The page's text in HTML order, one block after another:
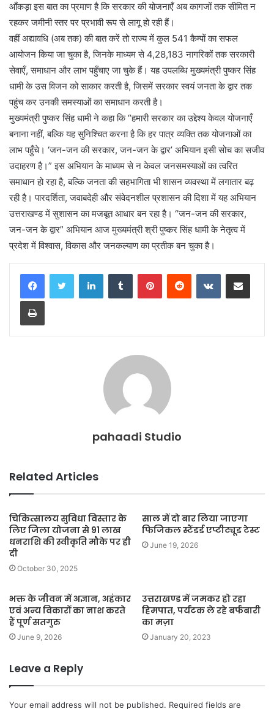
आँकड़ा इस बात का प्रमाण है कि सरकार की योजनाएँ अब कागजों तक सीमित न
रहकर जमीनी स्तर पर प्रभावी रूप से लागू हो रही हैं।
वहीं अद्यावधि (अब तक) की बात करें तो राज्य में कुल 541 कैम्पों का सफल
आयोजन किया जा चुका है, जिनके माध्यम से 4,28,183 नागरिकों तक सरकारी
सेवाएँ, समाधान और लाभ पहुँचाए जा चुके हैं। यह उपलब्धि मुख्यमंत्री पुष्कर सिंह
धामी के उस विजन को साकार करती है, जिसमें सरकार स्वयं जनता के द्वार तक
पहुंच कर उनकी समस्याओं का समाधान करती है।
मुख्यमंत्री पुष्कर सिंह धामी ने कहा कि “हमारी सरकार का उद्देश्य केवल योजनाएँ
बनाना नहीं, बल्कि यह सुनिश्चित करना है कि हर पात्र व्यक्ति तक योजनाओं का
लाभ पहुँचे। ‘जन-जन की सरकार, जन-जन के द्वार’ अभियान इसी सोच का सजीव
उदाहरण है।” इस अभियान के माध्यम से न केवल जनसमस्याओं का त्वरित
समाधान हो रहा है, बल्कि जनता की सहभागिता भी शासन व्यवस्था में लगातार बढ़
रही है। पारदर्शिता, जवाबदेही और संवेदनशील प्रशासन की दिशा में यह अभियान
उत्तराखण्ड में सुशासन का मजबूत आधार बन रहा है। “जन-जन की सरकार,
जन-जन के द्वार” अभियान आज मुख्यमंत्री श्री पुष्कर सिंह धामी के नेतृत्व में
प्रदेश में विश्वास, विकास और जनकल्याण का प्रतीक बन चुका है।
pahaadi Studio
Related Articles
चिकित्सालय सुविधा विस्तार के
लिए जिला योजना से 91 लाख
धनराशि की स्वीकृति मौके पर ही
दी
October 30, 2025
साल में दो बार लिया जाएगा
फिजिकल स्टैंडर्ड एप्टीट्यूड टेस्ट
June 19, 2026
भक्त के जीवन में अज्ञान, अहंकार
एवं अन्य विकारों का नाश करते
हैं पूर्ण सतगुरु
June 9, 2026
उत्तराखण्ड में जमकर हो रहा
हिमपात, पर्यटक ले रहे बर्फबारी
का मज़ा
January 20, 2023
Leave a Reply
Your email address will not be published. Required fields are